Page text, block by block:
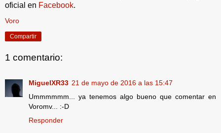
oficial en Facebook.
Voro
Compartir
1 comentario:
MiguelXR33 21 de mayo de 2016 a las 15:47
Ummmmmm... ya tenemos algo bueno que comentar en
Voromv... :-D
Responder